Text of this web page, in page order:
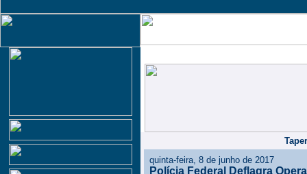
quinta-feira, 8 de junho de 2017
Polícia Federal Deflagra